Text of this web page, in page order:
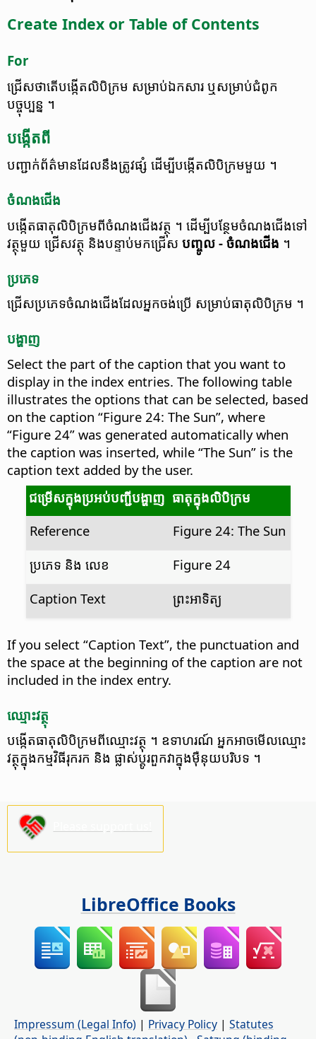
Create Index or Table of Contents
For
ជ្រើស​ថា​តើ​បង្កើត​លិបិក្រម សម្រាប់​ឯកសារ ឬ​សម្រាប់​ជំពូក​
បច្ចុប្បន្ន ។
បង្កើត​ពី
បញ្ជាក់​​ព័ត៌មាន​ដែល​នឹង​ត្រូវ​ផ្សំ ដើម្បី​បង្កើត​លិបិក្រម​មួយ ។
ចំណងជើង
បង្កើត​ធាតុ​លិបិក្រម​ពី​ចំណងជើង​វត្ថុ ។ ដើម្បី​បន្ថែម​ចំណងជើង​ទៅ​
វត្ថុ​មួយ ជ្រើស​វត្ថុ និង​បន្ទាប់​​មក​ជ្រើស បញ្ចូល - ចំណងជើង ។
ប្រភេទ
ជ្រើស​ប្រភេទ​ចំណងជើង​ដែល​អ្នក​ចង់​ប្រើ សម្រាប់​ធាតុ​លិបិក្រម ។
បង្ហាញ
Select the part of the caption that you want to
display in the index entries. The following table
illustrates the options that can be selected, based
on the caption “Figure 24: The Sun”, where
“Figure 24” was generated automatically when
the caption was inserted, while “The Sun” is the
caption text added by the user.
ជម្រើស​ក្នុង​ប្រអប់​បញ្ជី​បង្ហាញ ធាតុ​ក្នុង​លិបិក្រម
Reference
Figure 24: The Sun
ប្រភេទ និង លេខ
Figure 24
Caption Text
ព្រះ​អាទិត្យ
If you select “Caption Text”, the punctuation and
the space at the beginning of the caption are not
included in the index entry.
ឈ្មោះ​វត្ថុ
បង្កើត​ធាតុ​លិបិក្រម​ពី​ឈ្មោះ​វត្ថុ ។ ឧទាហរណ៍ អ្នក​អាច​មើល​ឈ្មោះ​
វត្ថុ​ក្នុង​​កម្មវិធី​រុករក និង ផ្លាស់ប្តូរ​ពួកវា​ក្នុង​ម៉ឺនុយ​បរិបទ ។
LibreOffice Books
Impressum (Legal Info) | Privacy Policy | Statutes